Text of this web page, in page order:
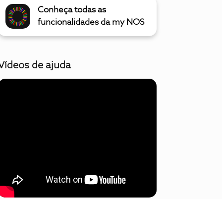
Conheça todas as
funcionalidades da my NOS
de ajuda